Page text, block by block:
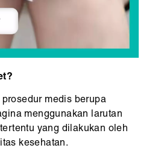
medis berupa
menggunakan larutan
yang dilakukan oleh
kesehatan.